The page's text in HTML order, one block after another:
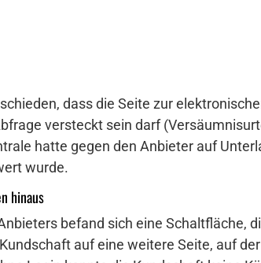
dass die Seite zur
versteckt sein darf
hatte gegen den Anbieter auf
wurde.
hinaus
befand sich eine Schaltfläche,
auf eine weitere Seite, auf